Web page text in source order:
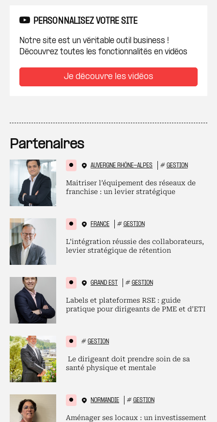
PERSONNALISEZ VOTRE SITE
Notre site est un véritable outil business !
Découvrez toutes les fonctionnalités en vidéos
Je découvre les vidéos
Partenaires
AUVERGNE RHÔNE-ALPES # GESTION
Maitriser l’équipement des réseaux de
franchise : un levier stratégique
FRANCE # GESTION
L’intégration réussie des collaborateurs,
levier stratégique de rétention
GRAND EST # GESTION
Labels et plateformes RSE : guide
pratique pour dirigeants de PME et d’ETI
# GESTION
Le dirigeant doit prendre soin de sa
santé physique et mentale
NORMANDIE # GESTION
Aménager ses locaux : un investissement